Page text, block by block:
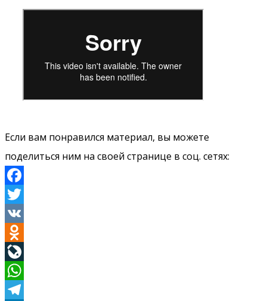
Если вам понравился материал, вы можете
поделиться ним на своей странице в соц. сетях:
Facebook
Twitter
VK
Odnoklassniki
LiveJournal
WhatsApp